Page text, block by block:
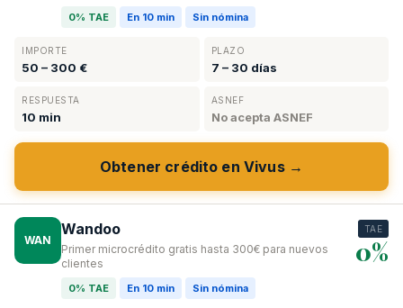
0% TAE En 10 min Sin nómina
IMPORTE
50 – 300 €
PLAZO
7 – 30 días
RESPUESTA
10 min
ASNEF
No acepta ASNEF
Obtener crédito en Vivus →
WAN
Wandoo
Primer microcrédito gratis hasta 300€ para nuevos
clientes
0% TAE En 10 min Sin nómina
TAE
0%